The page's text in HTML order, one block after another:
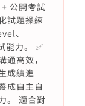
公開考試
試題操練
、
能力。 ✅
高效，
成績進
成自主自
。 適合對